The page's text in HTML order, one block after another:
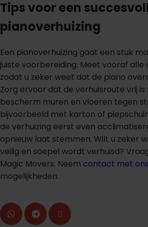
Tips voor een
pianoverhuizing
Een pianoverhuizing gaat een stuk
juiste voorbereiding. Meet vooraf alle
zodat u zeker weet dat de piano
Zorg ervoor dat de verhuisroute vrij
bescherm muren en vloeren tegen
bijvoorbeeld met karton of
de verhuizing eerst even
opnieuw laat stemmen. Wilt u zeker
veilig en soepel wordt verhuisd?
Magic Movers. Neem contact met ons
mogelijkheden.